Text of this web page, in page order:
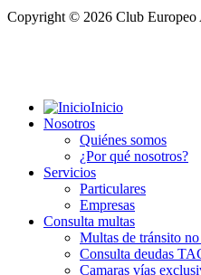
Copyright © 2026 Club Europeo
Inicio
Nosotros
Quiénes somos
¿Por qué nosotros?
Servicios
Particulares
Empresas
Consulta multas
Multas de tránsito no
Consulta deudas
Camaras vías